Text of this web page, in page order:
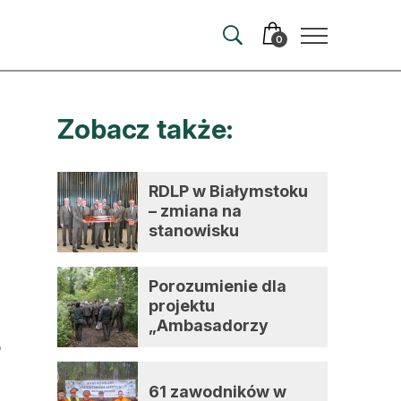
0
autorem
Zobacz także:
RDLP w Białymstoku
– zmiana na
stanowisku
Porozumienie dla
projektu
„Ambasadorzy
61 zawodników w